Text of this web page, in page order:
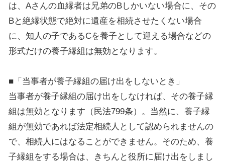
は、Aさんの血縁者は兄弟のBしかいない場合に、その
Bと絶縁状態で絶対に遺産を相続させたくない場合
に、知人の子であるCを養子として迎える場合などの
形式だけの養子縁組は無効となります。
■「当事者が養子縁組の届け出をしないとき」
当事者が養子縁組の届け出をしなければ、その養子縁
組は無効となります（民法799条）。当然に、養子縁
組が無効であれば法定相続人として認められませんの
で、相続人にはなることができません。そのため、養
子縁組をする場合は、きちんと役所に届け出をしまし